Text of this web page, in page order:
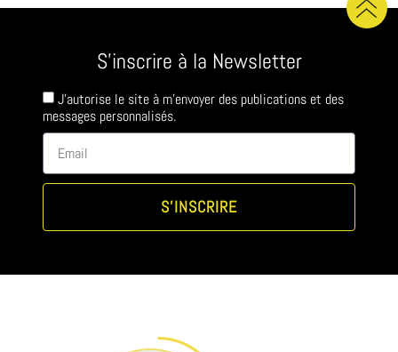
S'inscrire à la Newsletter
J'autorise le site à m'envoyer des publications et des
messages personnalisés.
S'INSCRIRE